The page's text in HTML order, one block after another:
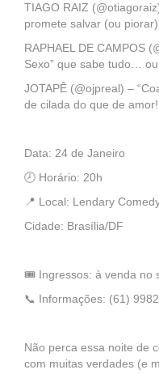
TIAGO RAIZ
promete salvar (ou
RAPHAEL DE CAMPOS
Sexo” que sabe tudo…
JOTAPÊ (@ojpreal) –
de cilada do que de amor!
Data: 24 de Janeiro
🕗 Horário: 20h
📍 Local: Lendary
Cidade: Brasília/DF
🎟️ Ingressos: à venda no
📞 Informações: (61)
Não perca essa noite de
com muitas verdades (e